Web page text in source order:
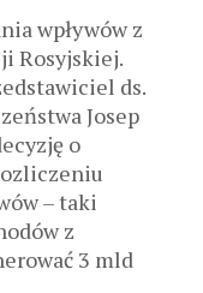
wpływów z
Rosyjskiej.
ds.
Josep
o
– taki
z
3 mld